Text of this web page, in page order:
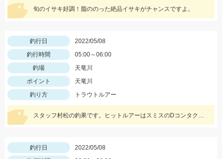
旬のイサキ好調！脂ののった絶品イサキがチャンスですよ。
釣行日
2022/05/08
釣行時間
05:00～06:00
釣場
天竜川
ポイント
天竜川
釣り方
トラウトルアー
スタッフ村松の釣果です。ヒットルアーはスミスのDコンタクト63のアユカラー！
釣行日
2022/05/08